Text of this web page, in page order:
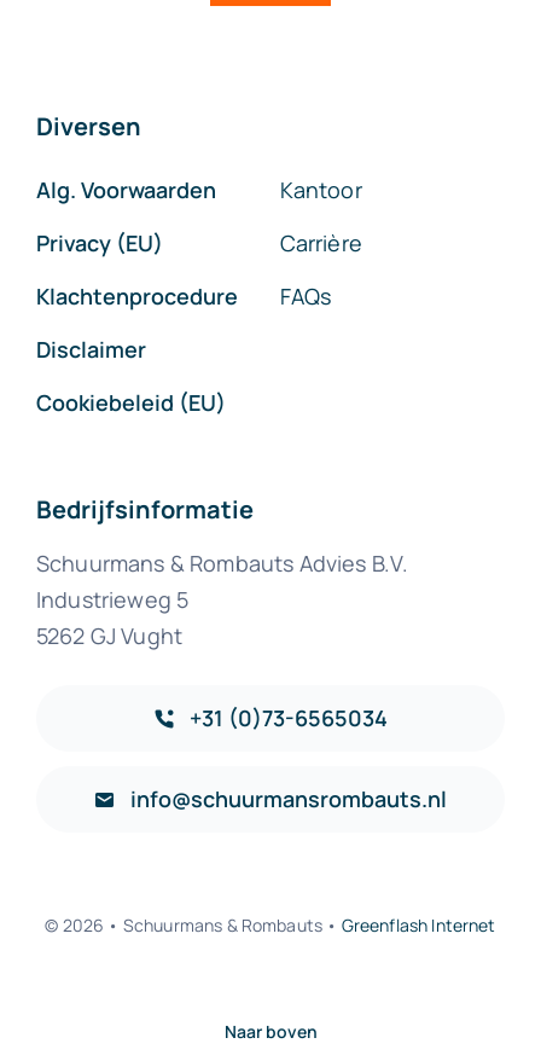
Diversen
Alg. Voorwaarden
Privacy (EU)
Klachtenprocedure
Disclaimer
Cookiebeleid (EU)
Kantoor
Carrière
FAQs
Bedrijfsinformatie
Schuurmans & Rombauts Advies B.V.
Industrieweg 5
5262 GJ Vught
+31 (0)73-6565034
info@schuurmansrombauts.nl
© 2026 • Schuurmans & Rombauts • Greenflash Internet
Naar boven